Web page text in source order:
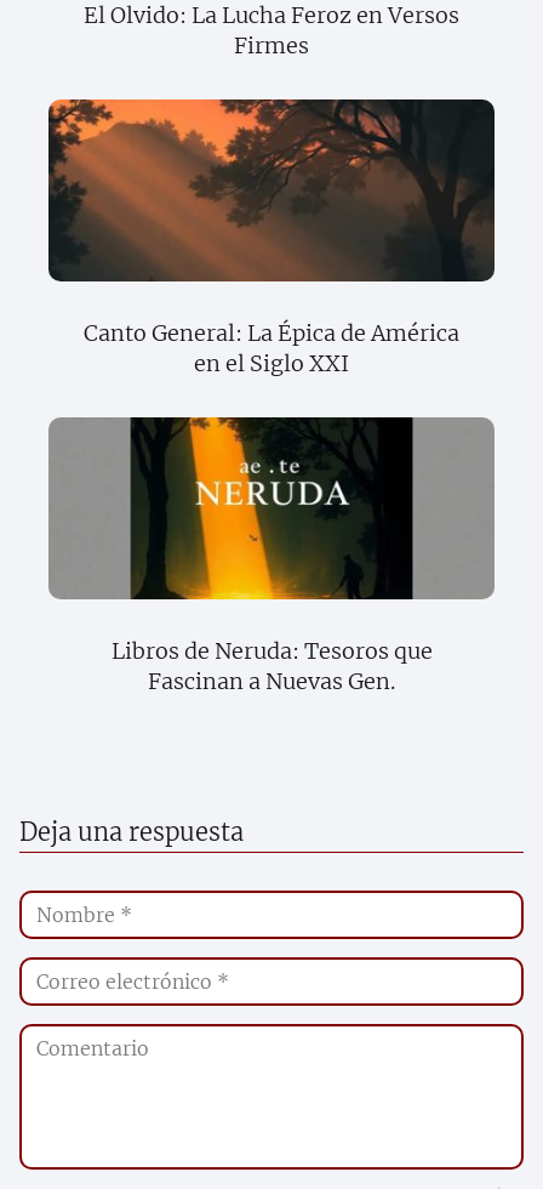
El Olvido: La Lucha Feroz en Versos
Firmes
Canto General: La Épica de América
en el Siglo XXI
Libros de Neruda: Tesoros que
Fascinan a Nuevas Gen.
Deja una respuesta